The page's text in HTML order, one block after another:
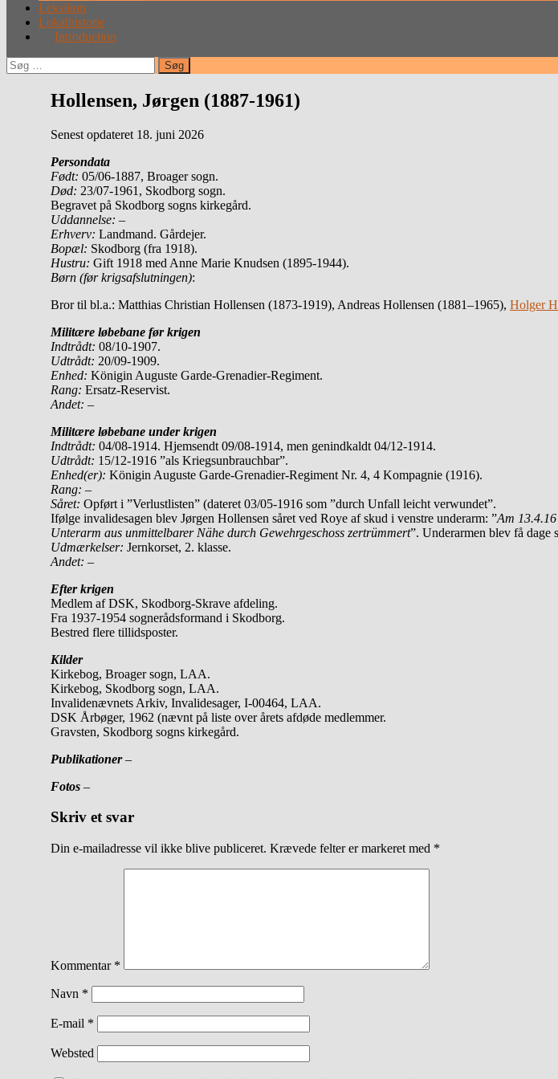
Leksikon
Lokalhistorie
Introduction
Søg
efter:
Hollensen, Jørgen (1887-1961)
Senest opdateret 18. juni 2026
Persondata
Født: 05/06-1887, Broager sogn.
Død: 23/07-1961, Skodborg sogn.
Begravet på Skodborg sogns kirkegård.
Uddannelse: –
Erhverv: Landmand. Gårdejer.
Bopæl: Skodborg (fra 1918).
Hustru: Gift 1918 med Anne Marie Knudsen (1895-1944).
Børn (før krigsafslutningen):
Bror til bl.a.: Matthias Christian Hollensen (1873-1919), Andreas Hollensen (1881–1965), Holger
Militære løbebane før krigen
Indtrådt: 08/10-1907.
Udtrådt: 20/09-1909.
Enhed: Königin Auguste Garde-Grenadier-Regiment.
Rang: Ersatz-Reservist.
Andet: –
Militære løbebane under krigen
Indtrådt: 04/08-1914. Hjemsendt 09/08-1914, men genindkaldt 04/12-1914.
Udtrådt: 15/12-1916 ”als Kriegsunbrauchbar”.
Enhed(er): Königin Auguste Garde-Grenadier-Regiment Nr. 4, 4 Kompagnie (1916).
Rang: –
Såret: Opført i ”Verlustlisten” (dateret 03/05-1916 som ”durch Unfall leicht verwundet”.
Ifølge invalidesagen blev Jørgen Hollensen såret ved Roye af skud i venstre underarm: ”Am
Unterarm aus unmittelbarer Nähe durch Gewehrgeschoss zertrümmert”. Underarmen blev få dage
Udmærkelser: Jernkorset, 2. klasse.
Andet: –
Efter krigen
Medlem af DSK, Skodborg-Skrave afdeling.
Fra 1937-1954 sognerådsformand i Skodborg.
Bestred flere tillidsposter.
Kilder
Kirkebog, Broager sogn, LAA.
Kirkebog, Skodborg sogn, LAA.
Invalidenævnets Arkiv, Invalidesager, I-00464, LAA.
DSK Årbøger, 1962 (nævnt på liste over årets afdøde medlemmer.
Gravsten, Skodborg sogns kirkegård.
Publikationer–
Fotos –
Skriv et svar
Din e-mailadresse vil ikke blive publiceret. Krævede felter er markeret med *
Kommentar *
Navn *
E-mail *
Websted